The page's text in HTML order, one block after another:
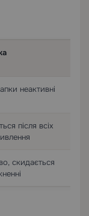
неактивні
після всіх
скидається